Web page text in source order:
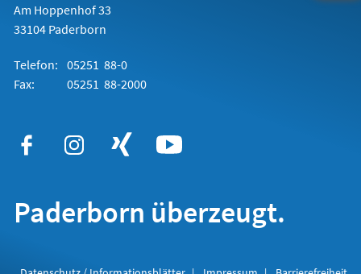
Am Hoppenhof 33
33104 Paderborn
Telefon: 05251 88-0
Fax:
05251 88-2000
Paderborn überzeugt.